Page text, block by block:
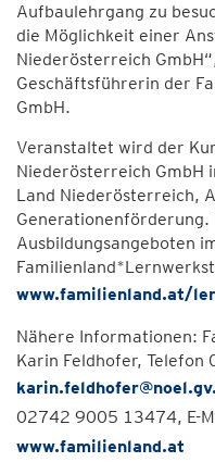
Aufbaulehrgang zu
die Möglichkeit einer
Niederösterreich
Geschäftsführerin der
GmbH.
Veranstaltet wird der
Niederösterreich GmbH
Land Niederösterreich,
Ausbildungsangeboten
www.familienland.at/
Nähere Informationen:
Karin Feldhofer,
02742 9005 13474, E-
www.familienland.at